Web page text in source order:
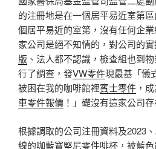
的注冊地是在一個居平易近室第
個居平易近的室第，沒有任何企
家公司是絕不知情的，對公司的
版 、法人都不認識，檢查組也到
行了調查，發VW零件現最基「儀
被困在我的咖啡館裡賓士零件 ，
車零件報價 ！」礎沒有這家公司存
根據調取的公司注冊資料及2023
線的咖藍寶堅尼零件啡杯，被藍